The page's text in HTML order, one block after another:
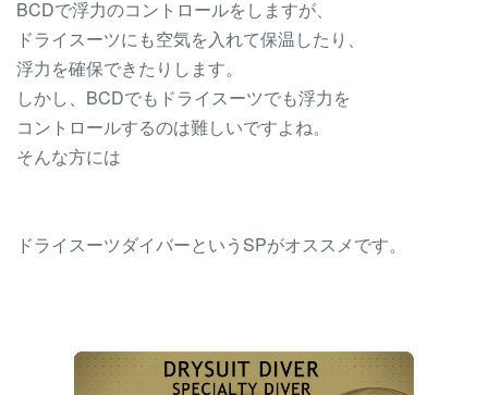
BCDで浮力のコントロールをしますが、
ドライスーツにも空気を入れて保温したり、
浮力を確保できたりします。
しかし、BCDでもドライスーツでも浮力を
コントロールするのは難しいですよね。
そんな方には
ドライスーツダイバーというSPがオススメです。